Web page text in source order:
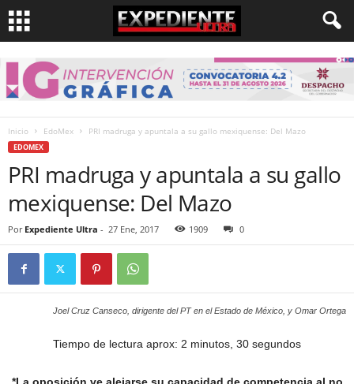
Inicio EdoMex PRI madruga y apuntala a su gallo mexiquense: Del Mazo
EDOMEX
PRI madruga y apuntala a su gallo
mexiquense: Del Mazo
Por Expediente Ultra - 27 Ene, 2017 1909 0
Joel Cruz Canseco, dirigente del PT en el Estado de México, y Omar Ortega
Tiempo de lectura aprox: 2 minutos, 30 segundos